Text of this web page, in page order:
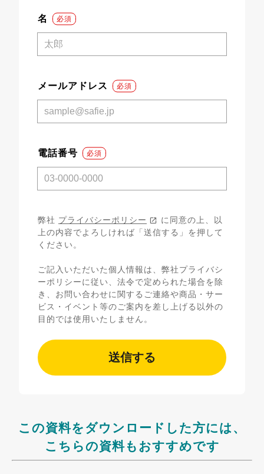
名
メールアドレス
電話番号
弊社 プライバシーポリシー
に同意の上、以
上の内容でよろしければ「送信する」を押して
ください。
ご記入いただいた個人情報は、弊社プライバシ
ーポリシーに従い、法令で定められた場合を除
き、お問い合わせに関するご連絡や商品・サー
ビス・イベント等のご案内を差し上げる以外の
目的では使用いたしません。
この資料をダウンロードした方には、
こちらの資料もおすすめです